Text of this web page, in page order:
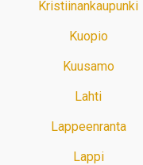
Kristiinankaupunki
Kuopio
Kuusamo
Lahti
Lappeenranta
Lappi